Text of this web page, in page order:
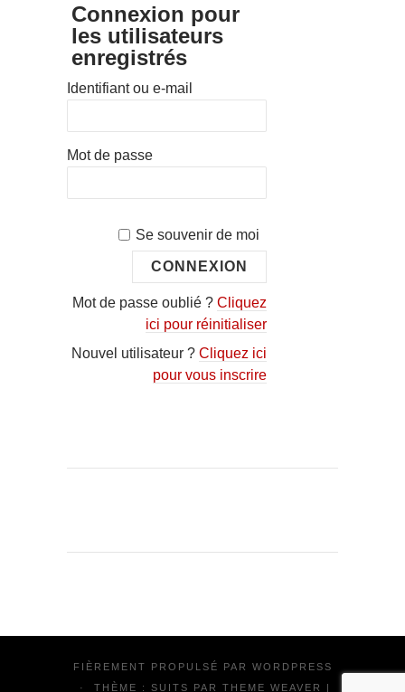
Connexion pour
les utilisateurs
enregistrés
Identifiant ou e-mail
Mot de passe
Se souvenir de moi
Mot de passe oublié ? Cliquez
ici pour réinitialiser
Nouvel utilisateur ? Cliquez ici
pour vous inscrire
FIÈREMENT PROPULSÉ PAR WORDPRESS
·
THÈME : SUITS PAR THEME WEAVER |